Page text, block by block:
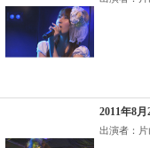
2011年8
出演者：片